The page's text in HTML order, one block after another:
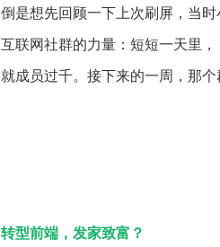
倒是想先回顾一下上次刷屏，当
互联网社群的力量：短短一天里
就成员过千。接下来的一周，那
转型前端，发家致富？